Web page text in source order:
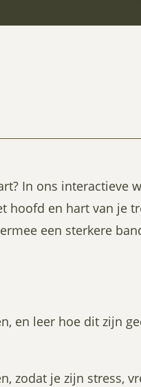
In ons interactieve
hoofd en hart van je
een sterkere
en leer hoe dit zijn
zodat je zijn stress,